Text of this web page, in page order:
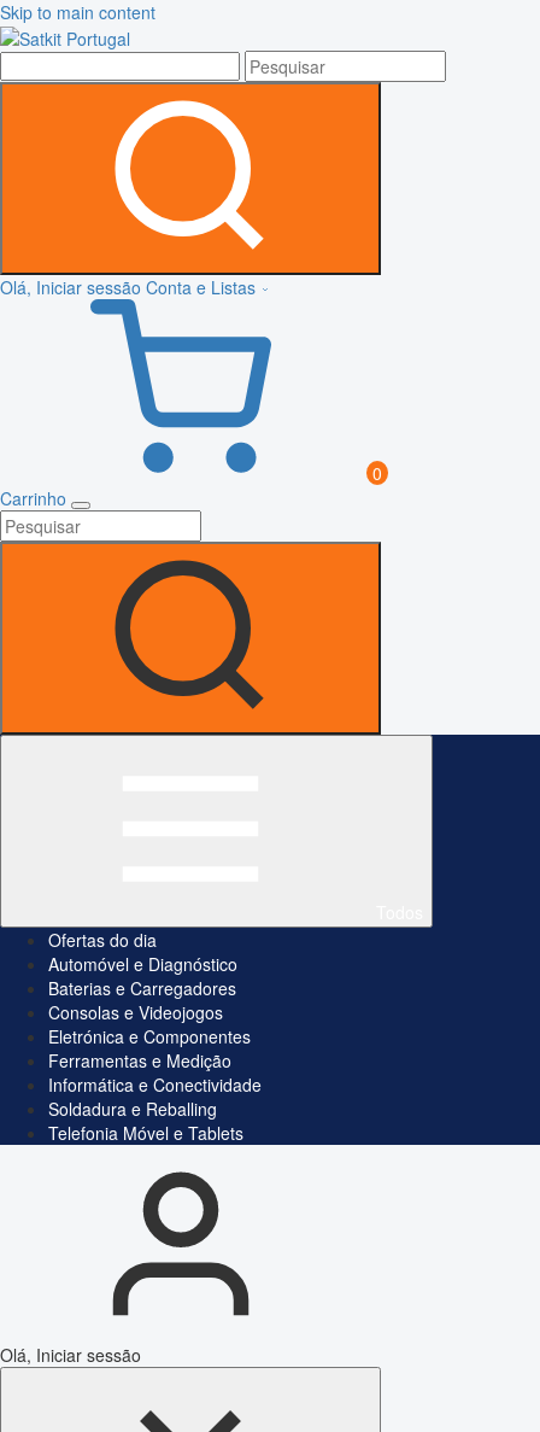
Skip to main content
Olá, Iniciar sessão Conta e Listas
0
Carrinho
Ofertas do dia
Automóvel e Diagnóstico
Baterias e Carregadores
Consolas e Videojogos
Eletrónica e Componentes
Ferramentas e Medição
Informática e Conectividade
Soldadura e Reballing
Telefonia Móvel e Tablets
Olá, Iniciar sessão